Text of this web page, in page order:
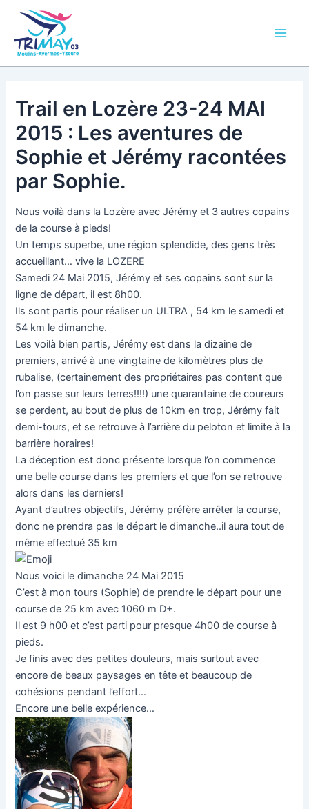
contenu
Trail en Lozère 23-24 MAI
2015 : Les aventures de
Sophie et Jérémy racontées
par Sophie.
Nous voilà dans la Lozère avec Jérémy et 3 autres copains
de la course à pieds!
Un temps superbe, une région splendide, des gens très
accueillant… vive la LOZERE
Samedi 24 Mai 2015, Jérémy et ses copains sont sur la
ligne de départ, il est 8h00.
Ils sont partis pour réaliser un ULTRA , 54 km le samedi et
54 km le dimanche.
Les voilà bien partis, Jérémy est dans la dizaine de
premiers, arrivé à une vingtaine de kilomètres plus de
rubalise, (certainement des propriétaires pas content que
l’on passe sur leurs terres!!!!) une quarantaine de coureurs
se perdent, au bout de plus de 10km en trop, Jérémy fait
demi-tours, et se retrouve à l’arrière du peloton et limite à la
barrière horaires!
La déception est donc présente lorsque l’on commence
une belle course dans les premiers et que l’on se retrouve
alors dans les derniers!
Ayant d’autres objectifs, Jérémy préfère arrêter la course,
donc ne prendra pas le départ le dimanche..il aura tout de
même effectué 35 km
Nous voici le dimanche 24 Mai 2015
C’est à mon tours (Sophie) de prendre le départ pour une
course de 25 km avec 1060 m D+.
Il est 9 h00 et c’est parti pour presque 4h00 de course à
pieds.
Je finis avec des petites douleurs, mais surtout avec
encore de beaux paysages en tête et beaucoup de
cohésions pendant l’effort…
Encore une belle expérience…